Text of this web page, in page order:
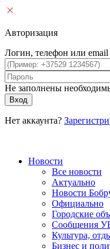
Авторизация
Логин, телефон или email
Не заполнены
Вход
Нет аккаунта?
Новости
Все новости
Актуально
Новости
Официально
Городские
Сообщения
Культура,
Бизнес и